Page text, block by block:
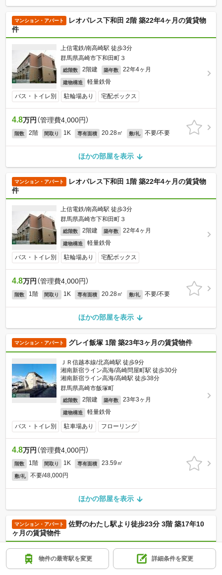
マンション・アパート
レオパレス下和田 2階 築22年4ヶ月の賃貸物
件
上信電鉄/南高崎駅 徒歩3分
群馬県高崎市下和田町３
総階数 2階建 築年数 22年4ヶ月
建物構造 軽量鉄骨
バス・トイレ別 駐輪場あり 宅配ボックス
4.8万円 （管理費4,000円）
階数 2階 間取り 1K 専有面積 20.28㎡ 敷/礼 不要/不要
ほかの部屋を表示
マンション・アパート
レオパレス下和田 1階 築22年4ヶ月の賃貸物
件
上信電鉄/南高崎駅 徒歩3分
群馬県高崎市下和田町３
総階数 2階建 築年数 22年4ヶ月
建物構造 軽量鉄骨
バス・トイレ別 駐輪場あり 宅配ボックス
4.8万円 （管理費4,000円）
階数 1階 間取り 1K 専有面積 20.28㎡ 敷/礼 不要/不要
ほかの部屋を表示
マンション・アパート グレイ飯塚 1階 築23年3ヶ月の賃貸物件
ＪＲ信越本線/北高崎駅 徒歩9分
湘南新宿ライン高海/高崎問屋町駅 徒歩30分
湘南新宿ライン高海/高崎駅 徒歩38分
群馬県高崎市飯塚町
総階数 2階建 築年数 23年3ヶ月
建物構造 軽量鉄骨
バス・トイレ別 駐車場あり フローリング
4.8万円 （管理費4,000円）
階数 1階 間取り 1K 専有面積 23.59㎡
敷/礼 不要/48,000円
ほかの部屋を表示
マンション・アパート
佐野のわたし駅より徒歩23分 3階 築17年10
ヶ月の賃貸物件
上信電鉄/佐野のわたし駅 徒歩23分
ＪＲ八高線/倉賀野駅 徒歩22分
上信電鉄/根小屋駅 徒歩42分
物件の最寄駅を変更 詳細条件を変更